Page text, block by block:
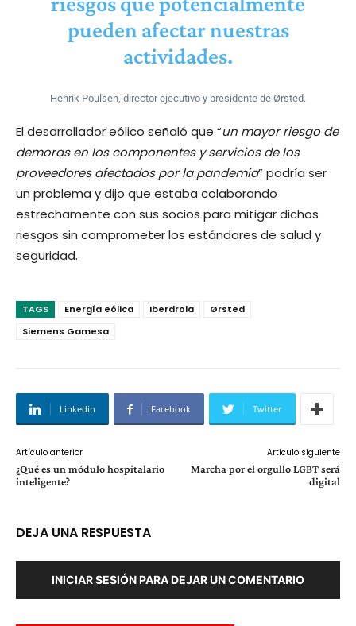
pueden afectar nuestras
actividades.
Henrik Poulsen, director ejecutivo y presidente de Ørsted.
El desarrollador eólico señaló que “un mayor riesgo de
demoras en los componentes y servicios de los
proveedores afectados por la pandemia” podría ser
un problema y dijo que estaba colaborando
estrechamente con sus socios para mitigar dichos
riesgos sin comprometer los estándares de salud y
seguridad.
TAGS Energía eólica Iberdrola
Ørsted
Siemens Gamesa
Linkedin Facebook Twitter
Artículo anterior
¿Qué es un módulo hospitalario
inteligente?
Artículo siguiente
Marcha por el orgullo LGBT será
digital
DEJA UNA RESPUESTA
INICIAR SESIÓN PARA DEJAR UN COMENTARIO